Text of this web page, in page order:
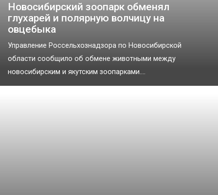
Новосибирский зоопарк обменял
глухарей и полярную волчицу на
овцебыка
Управление Россельхознадзора по Новосибирской
области сообщило об обмене животными между
новосибирским и якутским зоопарками....